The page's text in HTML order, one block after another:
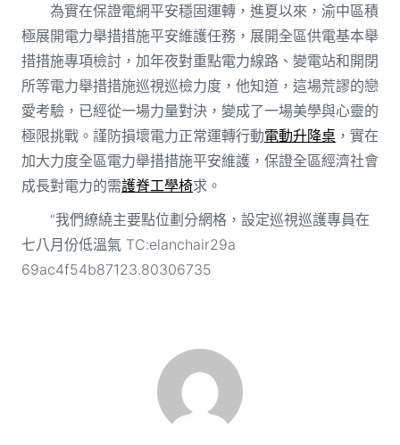
為實在保證電網平安穩固運轉，進夏以來，渝中區積
極展開電力舉措措施平安維護任務，展開全區供電基本舉
措措施專項檢討，加年夜對重點電力線路、變電站和開閉
所等電力舉措措施巡視巡檢力度，他知道，這場荒謬的戀
愛考驗，已經從一場力量對決，變成了一場美學與心靈的
極限挑戰。謹防損壞電力正常運轉行動電動升降桌，實在
加大力度全區電力舉措措施平安維護，保證全區經濟社會
成長對電力的需護脊工學椅求。
“我們繚繞主要點位劃分網格，設定巡視巡護專員在
七八月份低溫氣 TC:elanchair29a
69ac4f54b87123.80306735